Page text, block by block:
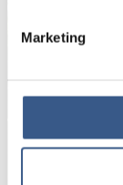
Marketing
Namn *
Dina